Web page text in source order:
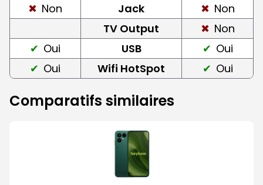
Non
Jack
Non
TV Output
Non
Oui
USB
Oui
Oui
Wifi HotSpot Oui
Comparatifs similaires